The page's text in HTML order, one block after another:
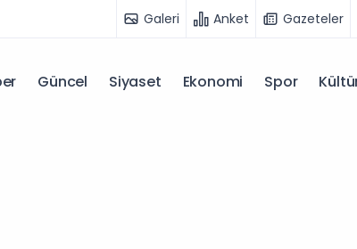
Galeri Anket Gazeteler
Güncel Siyaset Ekonomi Spor